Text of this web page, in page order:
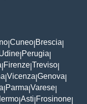
Cuneo Brescia
Perugia
Firenze Treviso
Vicenza Genova
Parma Varese
Asti Frosinone